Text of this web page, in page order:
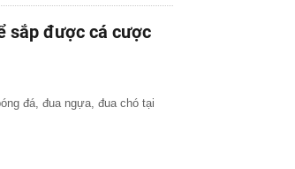
sắp được cá cược
đá, đua ngựa, đua chó tại